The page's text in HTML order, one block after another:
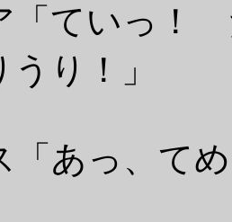
「ていっ
り！」
「あっ、て